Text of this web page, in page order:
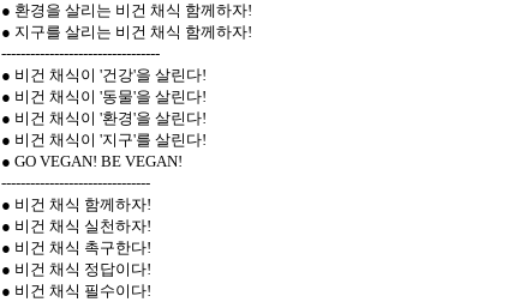
● 환경을 살리는 비건 채식 함께하자!
● 지구를 살리는 비건 채식 함께하자!
---------------------------------
● 비건 채식이 '건강'을 살린다!
● 비건 채식이 '동물'을 살린다!
● 비건 채식이 '환경'을 살린다!
● 비건 채식이 '지구'를 살린다!
● GO VEGAN! BE VEGAN!
-------------------------------
● 비건 채식 함께하자!
● 비건 채식 실천하자!
● 비건 채식 촉구한다!
● 비건 채식 정답이다!
● 비건 채식 필수이다!